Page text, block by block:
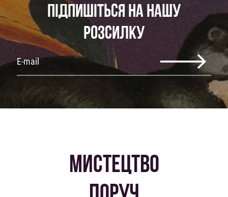
ПІДПИШІТЬСЯ НА НАШУ
РОЗСИЛКУ
МИСТЕЦТВО